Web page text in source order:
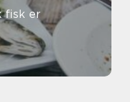
fisk er